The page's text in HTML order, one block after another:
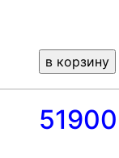
51900